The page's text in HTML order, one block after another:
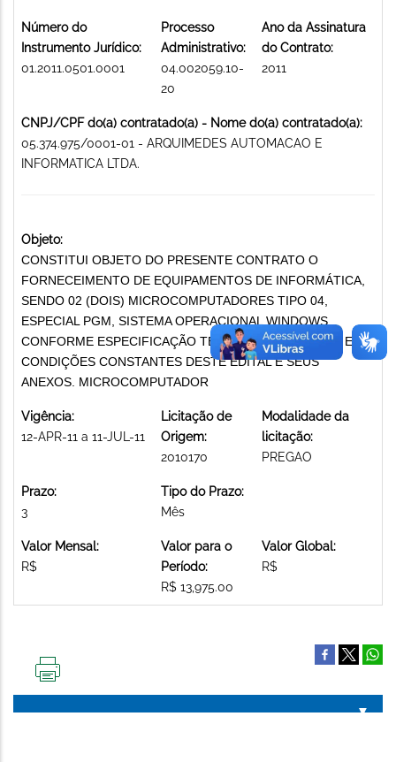
Número do
Instrumento Jurídico:
01.2011.0501.0001
Processo
Administrativo:
04.002059.10-
20
Ano da Assinatura
do Contrato:
2011
CNPJ/CPF do(a) contratado(a) - Nome do(a) contratado(a):
05.374.975/0001-01 - ARQUIMEDES AUTOMACAO E
INFORMATICA LTDA.
Objeto:
CONSTITUI OBJETO DO PRESENTE CONTRATO O
FORNECEIMENTO DE EQUIPAMENTOS DE INFORMÁTICA,
SENDO 02 (DOIS) MICROCOMPUTADORES TIPO 04,
ESPECIAL PGM, SISTEMA OPERACIONAL WINDOWS,
CONFORME ESPECIFICAÇÃO TÉCNICA DA PRODABEL E
CONDIÇÕES CONSTANTES DESTE EDITAL E SEUS
ANEXOS. MICROCOMPUTADOR
Vigência:
12-APR-11 a 11-JUL-11
Licitação de
Origem:
2010170
Modalidade da
licitação:
PREGAO
Prazo:
3
Tipo do Prazo:
Mês
Valor Mensal:
R$
Valor para o
Período:
R$ 13,975.00
Valor Global:
R$
PÁGINA